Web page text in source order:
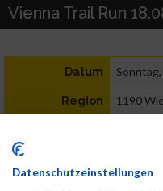
Vienna Trail Run
Datum
Region 1190
Datenschutzeinstellungen